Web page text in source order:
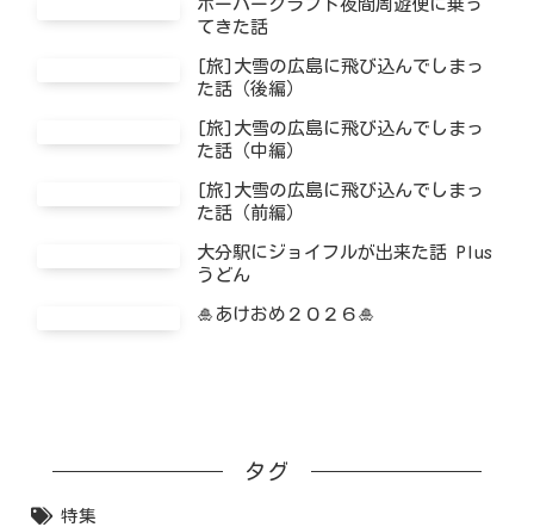
ホーバークラフト夜間周遊便に乗っ
てきた話
[旅]大雪の広島に飛び込んでしまっ
た話（後編）
[旅]大雪の広島に飛び込んでしまっ
た話（中編）
[旅]大雪の広島に飛び込んでしまっ
た話（前編）
大分駅にジョイフルが出来た話 Plus
うどん
🎍あけおめ２０２６🎍
タグ
特集